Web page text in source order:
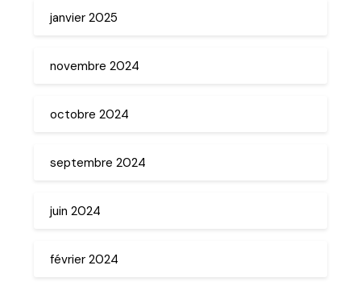
janvier 2025
novembre 2024
octobre 2024
septembre 2024
juin 2024
février 2024